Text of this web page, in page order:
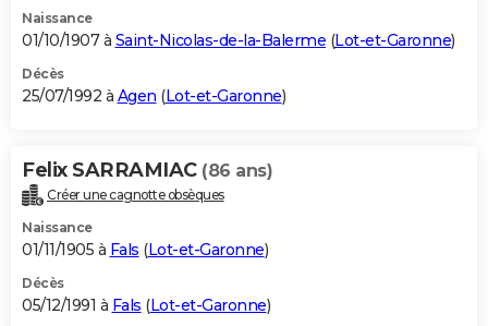
Naissance
01/10/1907 à Saint-Nicolas-de-la-Balerme (Lot-et-Garonne)
Décès
25/07/1992 à Agen (Lot-et-Garonne)
Felix SARRAMIAC (86 ans)
Créer une cagnotte obsèques
Naissance
01/11/1905 à Fals (Lot-et-Garonne)
Décès
05/12/1991 à Fals (Lot-et-Garonne)